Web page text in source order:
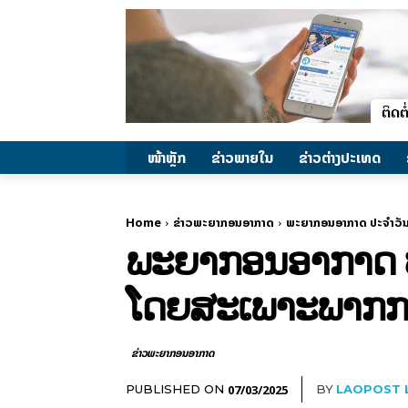
ໜ້າຫຼັກ ຂ່າວພາຍ​ໃນ ຂ່າວຕ່າງປະເທດ
Home ຂ່າວພະຍາກອນອາກາດ ພະຍາກອນອາກາດ ປະຈຳ
ພະຍາກອນອາກາ
ໂດຍສະເພາະພາກ
ຂ່າວພະຍາກອນອາກາດ
PUBLISHED ON 07/03/2025 BY LAOPOST